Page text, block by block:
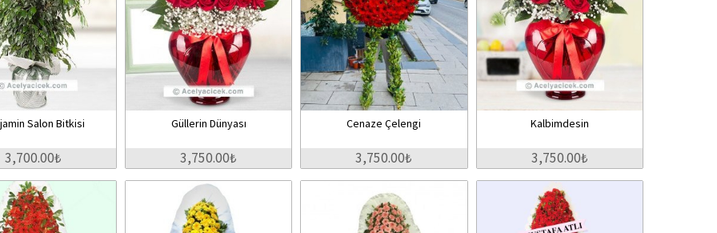
Salon Bitkisi
3,700.00₺
Güllerin Dünyası
3,750.00₺
Cenaze Çelengi
3,750.00₺
Kalbimdesin
3,750.00₺